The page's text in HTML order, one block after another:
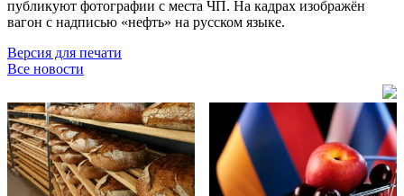
публикуют фотографии с места ЧП. На кадрах изображён
вагон с надписью «нефть» на русском языке.
Версия для печати
Все новости